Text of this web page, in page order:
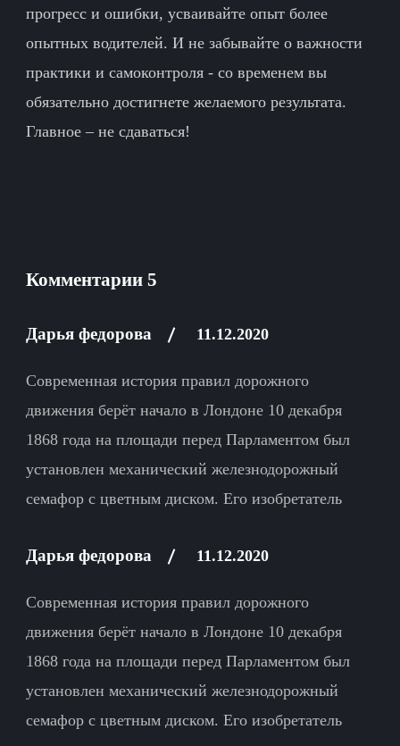
прогресс и ошибки, усваивайте опыт более
опытных водителей. И не забывайте о важности
практики и самоконтроля - со временем вы
обязательно достигнете желаемого результата.
Главное – не сдаваться!
Комментарии 5
Дарья федорова 11.12.2020
Современная история правил дорожного
движения берёт начало в Лондоне 10 декабря
1868 года на площади перед Парламентом был
установлен механический железнодорожный
семафор с цветным диском. Его изобретатель
Дарья федорова 11.12.2020
Современная история правил дорожного
движения берёт начало в Лондоне 10 декабря
1868 года на площади перед Парламентом был
установлен механический железнодорожный
семафор с цветным диском. Его изобретатель